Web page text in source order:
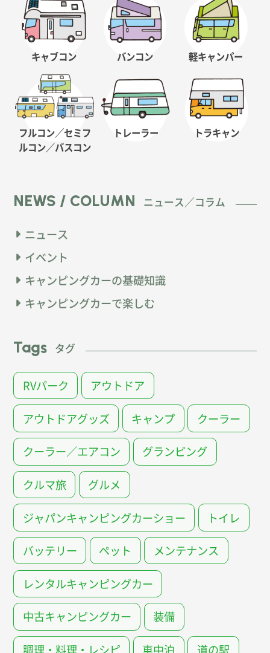
キャブコン バンコン 軽キャンパー
フルコン／セミフ
ルコン／バスコン
トレーラー トラキャン
NEWS / COLUMN ニュース／コラム
ニュース
イベント
キャンピングカーの基礎知識
キャンピングカーで楽しむ
Tags タグ
RVパーク アウトドア
アウトドアグッズ キャンプ クーラー
クーラー／エアコン グランピング
クルマ旅 グルメ
ジャパンキャンピングカーショー トイレ
バッテリー ペット メンテナンス
レンタルキャンピングカー
中古キャンピングカー 装備
調理・料理・レシピ 車中泊 道の駅